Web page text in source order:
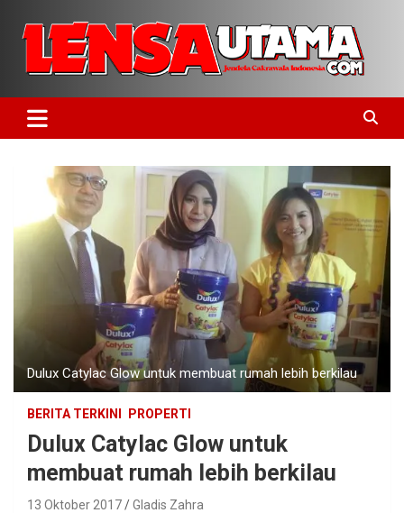
LensaUtama
Dulux Catylac Glow untuk membuat rumah lebih berkilau
BERITA TERKINI PROPERTI
Dulux Catylac Glow untuk
membuat rumah lebih berkilau
13 Oktober 2017 Gladis Zahra